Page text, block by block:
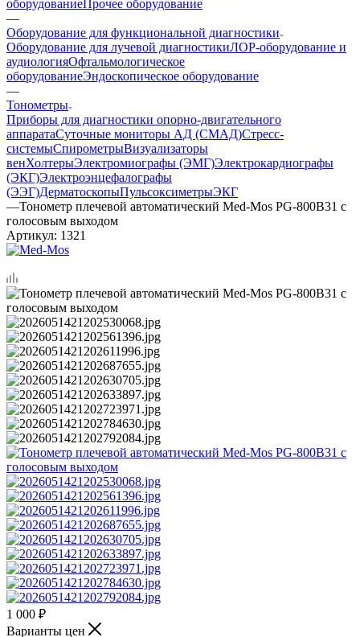
оборудованиеПрочее оборудование
—
Оборудование для функциональной диагностики
Оборудование для лучевой диагностикиЛОР-оборудование и
аудиологияОфтальмологическое
оборудованиеЭндоскопическое оборудование
—
Тонометры
Приборы для диагностики опорно-двигательного
аппаратаСуточные мониторы АД (СМАД)Стресс-
системыСпирометрыВизуализаторы
венХолтерыЭлектромиографы (ЭМГ)Электрокардиографы
(ЭКГ)Электроэнцефалографы
(ЭЭГ)ДерматоскопыПульсоксиметрыЭКГ
—Тонометр плечевой автоматический Med-Mos PG-800B31 с
голосовым выходом
Артикул: 1321
1 000 ₽
Варианты цен